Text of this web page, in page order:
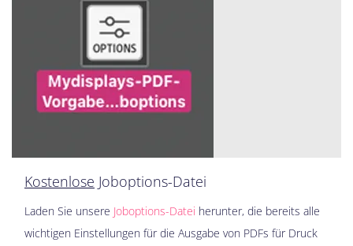
Kostenlose Joboptions-Datei
Laden Sie unsere Joboptions-Datei herunter, die bereits alle
wichtigen Einstellungen für die Ausgabe von PDFs für Druck